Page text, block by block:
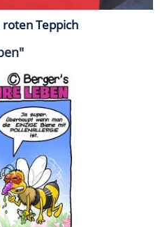
Teppich